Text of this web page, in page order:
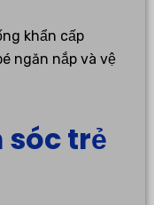
khẩn cấp
ngăn nắp và vệ
sóc trẻ